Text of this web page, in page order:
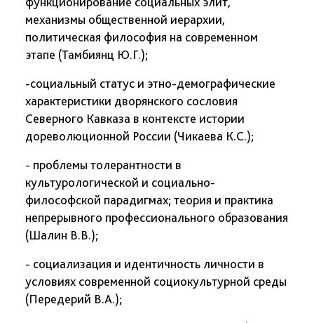
механизмы общественной иерархии,
политическая философия на современном
этапе (Тамбиянц Ю.Г.);
-социальный статус и этно-демографические
характеристики дворянского сословия
Северного Кавказа в контексте истории
дореволюционной России (Чикаева К.С.);
- проблемы толерантности в
культурологической и социально-
философской парадигмах; теория и практика
непрерывного профессионального образования
(Шалин В.В.);
- социализация и идентичность личности в
условиях современной социокультурной среды
(Передерий В.А.);